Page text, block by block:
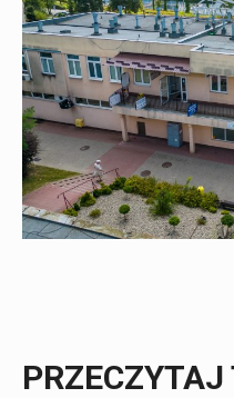
PRZECZYTAJ